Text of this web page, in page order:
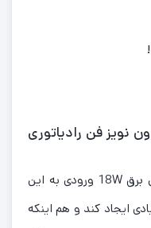
نویز فن رادیاتوری
طبیعتا چرخش پنکه و همچنین جریان برق 18W ورودی به این
ایجاد کند و هم اینکه